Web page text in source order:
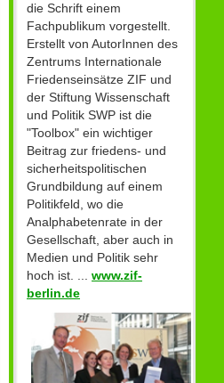
die Schrift einem
Fachpublikum vorgestellt.
Erstellt von AutorInnen des
Zentrums Internationale
Friedenseinsätze ZIF und
der Stiftung Wissenschaft
und Politik SWP ist die
"Toolbox" ein wichtiger
Beitrag zur friedens- und
sicherheitspolitischen
Grundbildung auf einem
Politikfeld, wo die
Analphabetenrate in der
Gesellschaft, aber auch in
Medien und Politik sehr
hoch ist. ... www.zif-
berlin.de